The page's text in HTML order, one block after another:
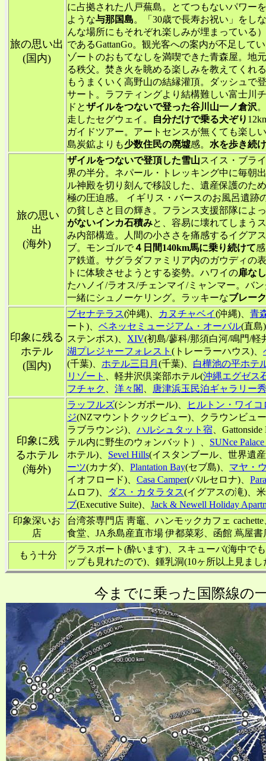
旅の思い出
(国内)
に占拠された八戸蕪島。とてつもないパワー
ような与那国島。「30歳で長寿お祝い」をし
んな場所にもそれぞれ楽しみが埋まっている
であるGattanGo。観光客への案内が不足して
ゾートのおもてなしを満喫できた青森屋。地
る秩父。焚き火を眺める楽しみを教えてくれ
もうまくいく高野山の結縁灌頂。ダッシュで
サート。ラフティングより結構難しい富士川
ドとザイルをつないで登った谷川山一ノ倉沢
走したセグウェイ。
自分だけで乗る犬ぞり
ガイドツアー。アートセンスが無くても楽し
島炭鉱よりも少数住民の廃墟感。 水を歩き続
旅の思い
出
(海外)
ザイルをつないで登頂した雪山スイス・ブラ
界の半分。ネパール・トレッキング中に毎朝
ル神殿を切り刻んで移設した、遺産保護のた
極の圧迫感。 イギリス・バースのお風呂遺跡
の貧しさと目の輝き。フランス支援部隊によ
がないインカ石積みと、容易に壊れてしまう
み内部構造。人間の小ささを痛感するイグア
ブ。モンゴルで４日間140km馬に乗り続けて
ア鉄道。サグラダファミリア内のガウディの
トに体験させようとする姿勢。ハワイの扉な
たハノイ/ラオス/チェンマイ/ミャンマー。バ
一緒にシュノーケリング。ラッキーなブレー
印象に残る
ホテル
(国内)
ブセナテラス(沖縄)、 カヌチャベイ(沖縄)、 青
ート)、 ベネッセミュージアム・オーバル(直島
ステンボス)、 XIV(初島/蓼科/那須白河/鳴門/軽
湖プレジャーフォレスト (トレーラーハウス)、
(千葉)、 ホテル三日月 (千葉)、 白樺池の平ホテ
リゾート
、軽井沢倶楽部ホテル(沖縄エグゼス
フチャク
洋々閣 唐津浜玉民泊ギャラリー
印象に残
るホテル
(海外)
ラッフルズ(シンガポール)、
ヒルトン・ワイ
ジ(NZマウントクックビュー)、クラウンビュ
ラブラウンジ)、 ハルシュタット宿 、
テル内に野生のウォンバット）、 SUNce
ホテル)、 Sevel Hills(イスタンブール、世界遺
ーツ(カナダ)、 Plantation Bay(セブ島)、 マヤ・
イオフロード)、 Casa Camper(バルセロナ)、
ムロフ)、
ダス・カタラタス(イグアスの滝)、
ブ(Executive Suite)、 Jack & Newell Holiday
印象深いお
店
台湾茶専門店 靑竈、ハンモックカフェ
食堂、JA糸島産直市場 伊都菜彩、函館 蔦屋書
もう十分
グラスボート(酔います)、スキューバ(海中で
ップも見れたので)、鍾乳洞(10ヶ所以上見ま
今までに乗った国際線の